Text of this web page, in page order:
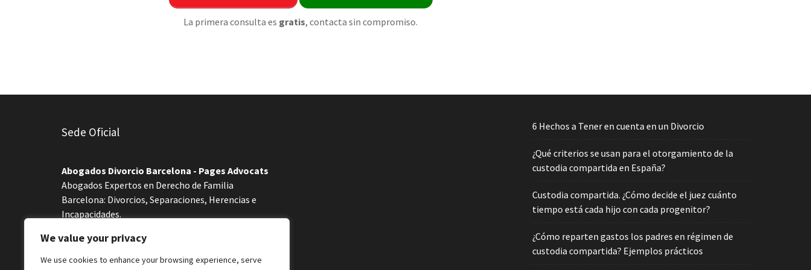
We value your privacy
We use cookies to enhance your browsing experience, serve
La primera consulta es gratis, contacta sin compromiso.
Sede Oficial
Abogados Divorcio Barcelona - Pages Advocats
Abogados Expertos en Derecho de Familia
Barcelona: Divorcios, Separaciones, Herencias e
Incapacidades.
Teléfonos: 689 59 70 51
Mail:jpages@icab.es
6 Hechos a Tener en cuenta en un Divorcio
¿Qué criterios se usan para el otorgamiento de la
custodia compartida en España?
Custodia compartida. ¿Cómo decide el juez cuánto
tiempo está cada hijo con cada progenitor?
¿Cómo reparten gastos los padres en régimen de
custodia compartida? Ejemplos prácticos